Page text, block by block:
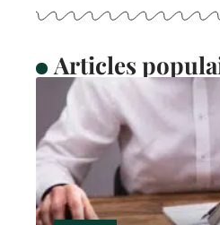
Articles